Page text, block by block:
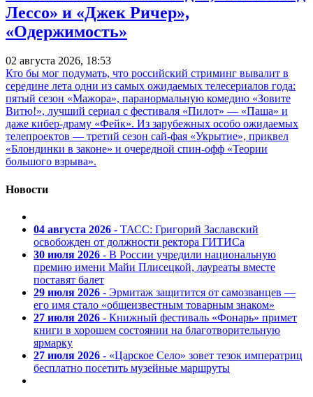
Лессо» и «Джек Ричер»,
«Одержимость»
02 августа 2026, 18:53
Кто бы мог подумать, что российский стриминг вывалит в
середине лета одни из самых ожидаемых телесериалов года:
пятый сезон «Мажора», паранормальную комедию «Зовите
Витю!», лучший сериал с фестиваля «Пилот» — «Паша» и
даже кибер-драму «Фейк». Из зарубежных особо ожидаемых
телепроектов — третий сезон сай-фая «Укрытие», приквел
«Блондинки в законе» и очередной спин-офф «Теории
большого взрыва».
Новости
04 августа 2026 - ТАСС: Григорий Заславский
освобожден от должности ректора ГИТИСа
30 июля 2026 - В России учредили национальную
премию имени Майи Плисецкой, лауреаты вместе
поставят балет
29 июля 2026 - Эрмитаж защитится от самозванцев —
его имя стало «общеизвестным товарным знаком»
27 июля 2026 - Книжный фестиваль «Фонарь» примет
книги в хорошем состоянии на благотворительную
ярмарку
27 июля 2026 - «Царское Село» зовет тезок императриц
бесплатно посетить музейные маршруты